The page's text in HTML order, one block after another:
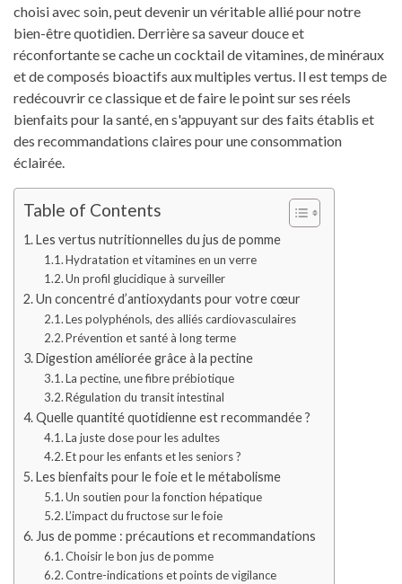
choisi avec soin, peut devenir un véritable allié pour notre
bien-être quotidien. Derrière sa saveur douce et
réconfortante se cache un cocktail de vitamines, de minéraux
et de composés bioactifs aux multiples vertus. Il est temps de
redécouvrir ce classique et de faire le point sur ses réels
bienfaits pour la santé, en s'appuyant sur des faits établis et
des recommandations claires pour une consommation
éclairée.
Table of Contents
Les vertus nutritionnelles du jus de pomme
Hydratation et vitamines en un verre
Un profil glucidique à surveiller
Un concentré d’antioxydants pour votre cœur
Les polyphénols, des alliés cardiovasculaires
Prévention et santé à long terme
Digestion améliorée grâce à la pectine
La pectine, une fibre prébiotique
Régulation du transit intestinal
Quelle quantité quotidienne est recommandée ?
La juste dose pour les adultes
Et pour les enfants et les seniors ?
Les bienfaits pour le foie et le métabolisme
Un soutien pour la fonction hépatique
L’impact du fructose sur le foie
Jus de pomme : précautions et recommandations
Choisir le bon jus de pomme
Contre-indications et points de vigilance